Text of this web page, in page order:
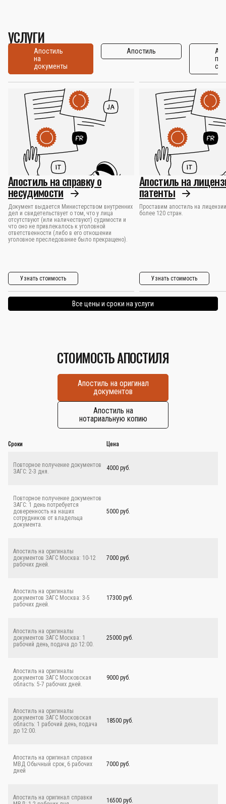
УСЛУГИ
Апостиль
на
документы
Апостиль
по
Апостиль на справку о
несудимости
Документ выдается Министерством внутренних
дел и свидетельствует о том, что у лица
отсутствуют (или наличествуют) судимости и
что оно не привлекалось к уголовной
ответственности (либо в его отношении
уголовное преследование было прекращено).
Узнать стоимость
Апостиль на
патенты
Проставим апостиль на
более 120 стран.
Узнать стоимость
Все цены и сроки на услуги
СТОИМОСТЬ АПОСТИЛЯ
Апостиль на оригинал
документов
Апостиль на
нотариальную копию
Сроки Цена
Повторное получение документов
ЗАГС: 2-3 дня.
4000 руб.
Повторное получение документов
ЗАГС: 1 день потребуется
доверенность на наших
сотрудников от владельца
документа.
5000 руб.
Апостиль на оригиналы
документов ЗАГС Москва: 10-12
рабочих дней.
7000 руб.
Апостиль на оригиналы
документов ЗАГС Москва: 3-5
рабочих дней.
17300 руб.
Апостиль на оригиналы
документов ЗАГС Москва: 1
рабочий день, подача до 12:00.
25000 руб.
Апостиль на оригиналы
документов ЗАГС Московская
область: 5-7 рабочих дней.
9000 руб.
Апостиль на оригиналы
документов ЗАГС Московская
область: 1 рабочий день, подача
до 12:00.
18500 руб.
Апостиль на оригинал справки
МВД Обычный срок, 6 рабочих
дней
7000 руб.
Апостиль на оригинал справки
16500 руб.